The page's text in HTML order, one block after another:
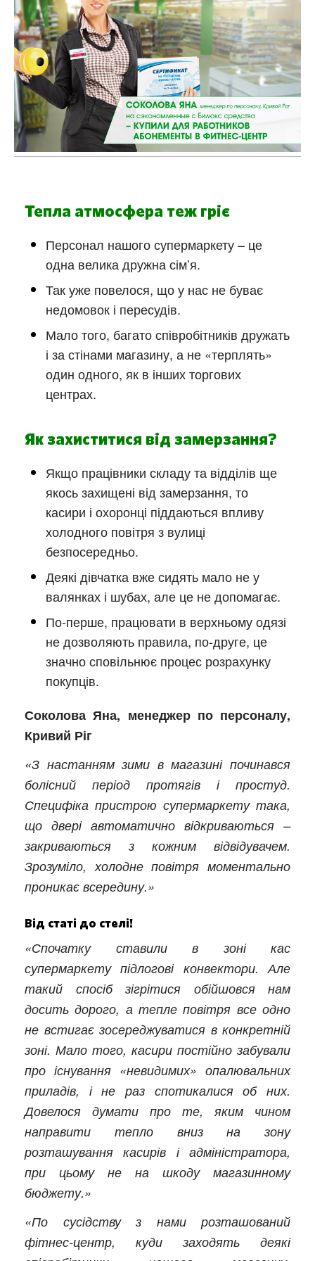
Тепла атмосфера теж гріє
Персонал нашого супермаркету – це
одна велика дружна сім’я.
Так уже повелося, що у нас не буває
недомовок і пересудів.
Мало того, багато співробітників дружать
і за стінами магазину, а не «терплять»
один одного, як в інших торгових
центрах.
Як захиститися від замерзання?
Якщо працівники складу та відділів ще
якось захищені від замерзання, то
касири і охоронці піддаються впливу
холодного повітря з вулиці
безпосередньо.
Деякі дівчатка вже сидять мало не у
валянках і шубах, але це не допомагає.
По-перше, працювати в верхньому одязі
не дозволяють правила, по-друге, це
значно сповільнює процес розрахунку
покупців.
Соколова Яна, менеджер по персоналу,
Кривий Ріг
«З настанням зими в магазині починався
болісний період протягів і простуд.
Специфіка пристрою супермаркету така,
що двері автоматично відкриваються –
закриваються з кожним відвідувачем.
Зрозуміло, холодне повітря моментально
проникає всередину.»
Від статі до стелі!
«Спочатку ставили в зоні кас
супермаркету підлогові конвектори. Але
такий спосіб зігрітися обійшовся нам
досить дорого, а тепле повітря все одно
не встигає зосереджуватися в конкретній
зоні. Мало того, касири постійно забували
про існування «невидимих» опалювальних
приладів, і не раз спотикалися об них.
Довелося думати про те, яким чином
направити тепло вниз на зону
розташування касирів і адміністратора,
при цьому не на шкоду магазинному
бюджету.»
«По сусідству з нами розташований
фітнес-центр, куди заходять деякі